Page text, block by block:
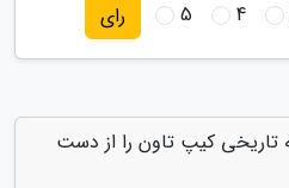
4
5 رای
تاریخی کیپ تاون را از دست